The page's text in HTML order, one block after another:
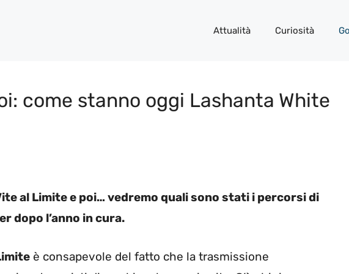
Attualità Curiosità
come stanno oggi Lashanta White
al Limite e poi… vedremo quali sono stati i percorsi di
dopo l’anno in cura.
è consapevole del fatto che la trasmissione